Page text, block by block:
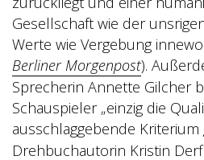
Gesellschaft wie der
Werte wie Vergebung
Berliner Morgenpost).
Sprecherin Annette Gilcher
Schauspieler „einzig die
ausschlaggebende Kriterium
Drehbuchautorin Kristin